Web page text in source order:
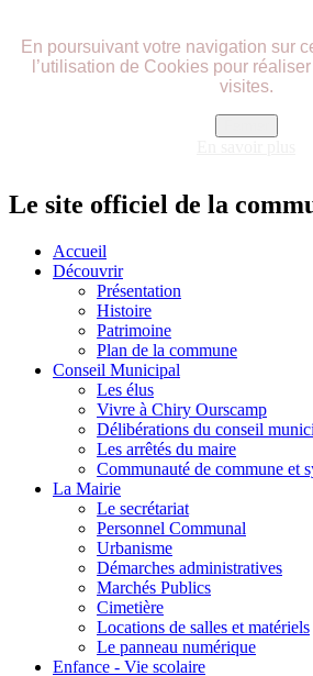
En poursuivant votre navigation sur
l’utilisation de Cookies pour
visites.
Le site officiel de la
Accueil
Découvrir
Présentation
Histoire
Patrimoine
Plan de la commune
Conseil Municipal
Les élus
Vivre à Chiry Ourscamp
Délibérations du conseil
Les arrêtés du maire
Communauté de commune et
La Mairie
Le secrétariat
Personnel Communal
Urbanisme
Démarches administratives
Marchés Publics
Cimetière
Locations de salles et matériels
Le panneau numérique
Enfance - Vie scolaire